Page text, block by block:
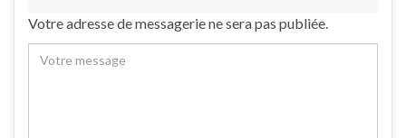
Votre adresse de messagerie ne sera pas publiée.